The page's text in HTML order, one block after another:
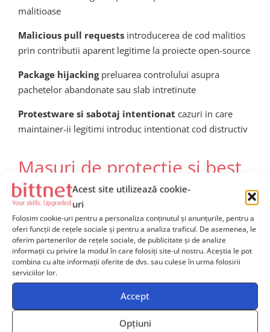
Acest site utilizează cookie-
uri
Folosim cookie-uri pentru a personaliza conținutul și anunțurile, pentru a
oferi funcții de rețele sociale și pentru a analiza traficul. De asemenea, le
oferim partenerilor de rețele sociale, de publicitate și de analize
informații cu privire la modul în care folosiți site-ul nostru. Aceștia le pot
combina cu alte informații oferite de dvs. sau culese în urma folosirii
serviciilor lor.
Accept
Opțiuni
malitioase
Malicious pull requests introducerea de cod malitios
prin contributii aparent legitime la proiecte open-source
Package hijackingpreluarea controlului asupra
pachetelor abandonate sau slab intretinute
Protestware si sabotaj intentionat cazuri in care
maintainer-ii legitimi introduc intentionat cod distructiv
Masuri de protectie si best
practices pentru organizatii
Implementarea unei strategii de
securitate pentru dependente
Organizatiile care doresc sa se protejeze impotriva
atacurilor supply chain trebuie sa adopte o
multilayeredcare combina procese, tehnologii si
educatia echipelor de dezvoltare. Primul pas consta in